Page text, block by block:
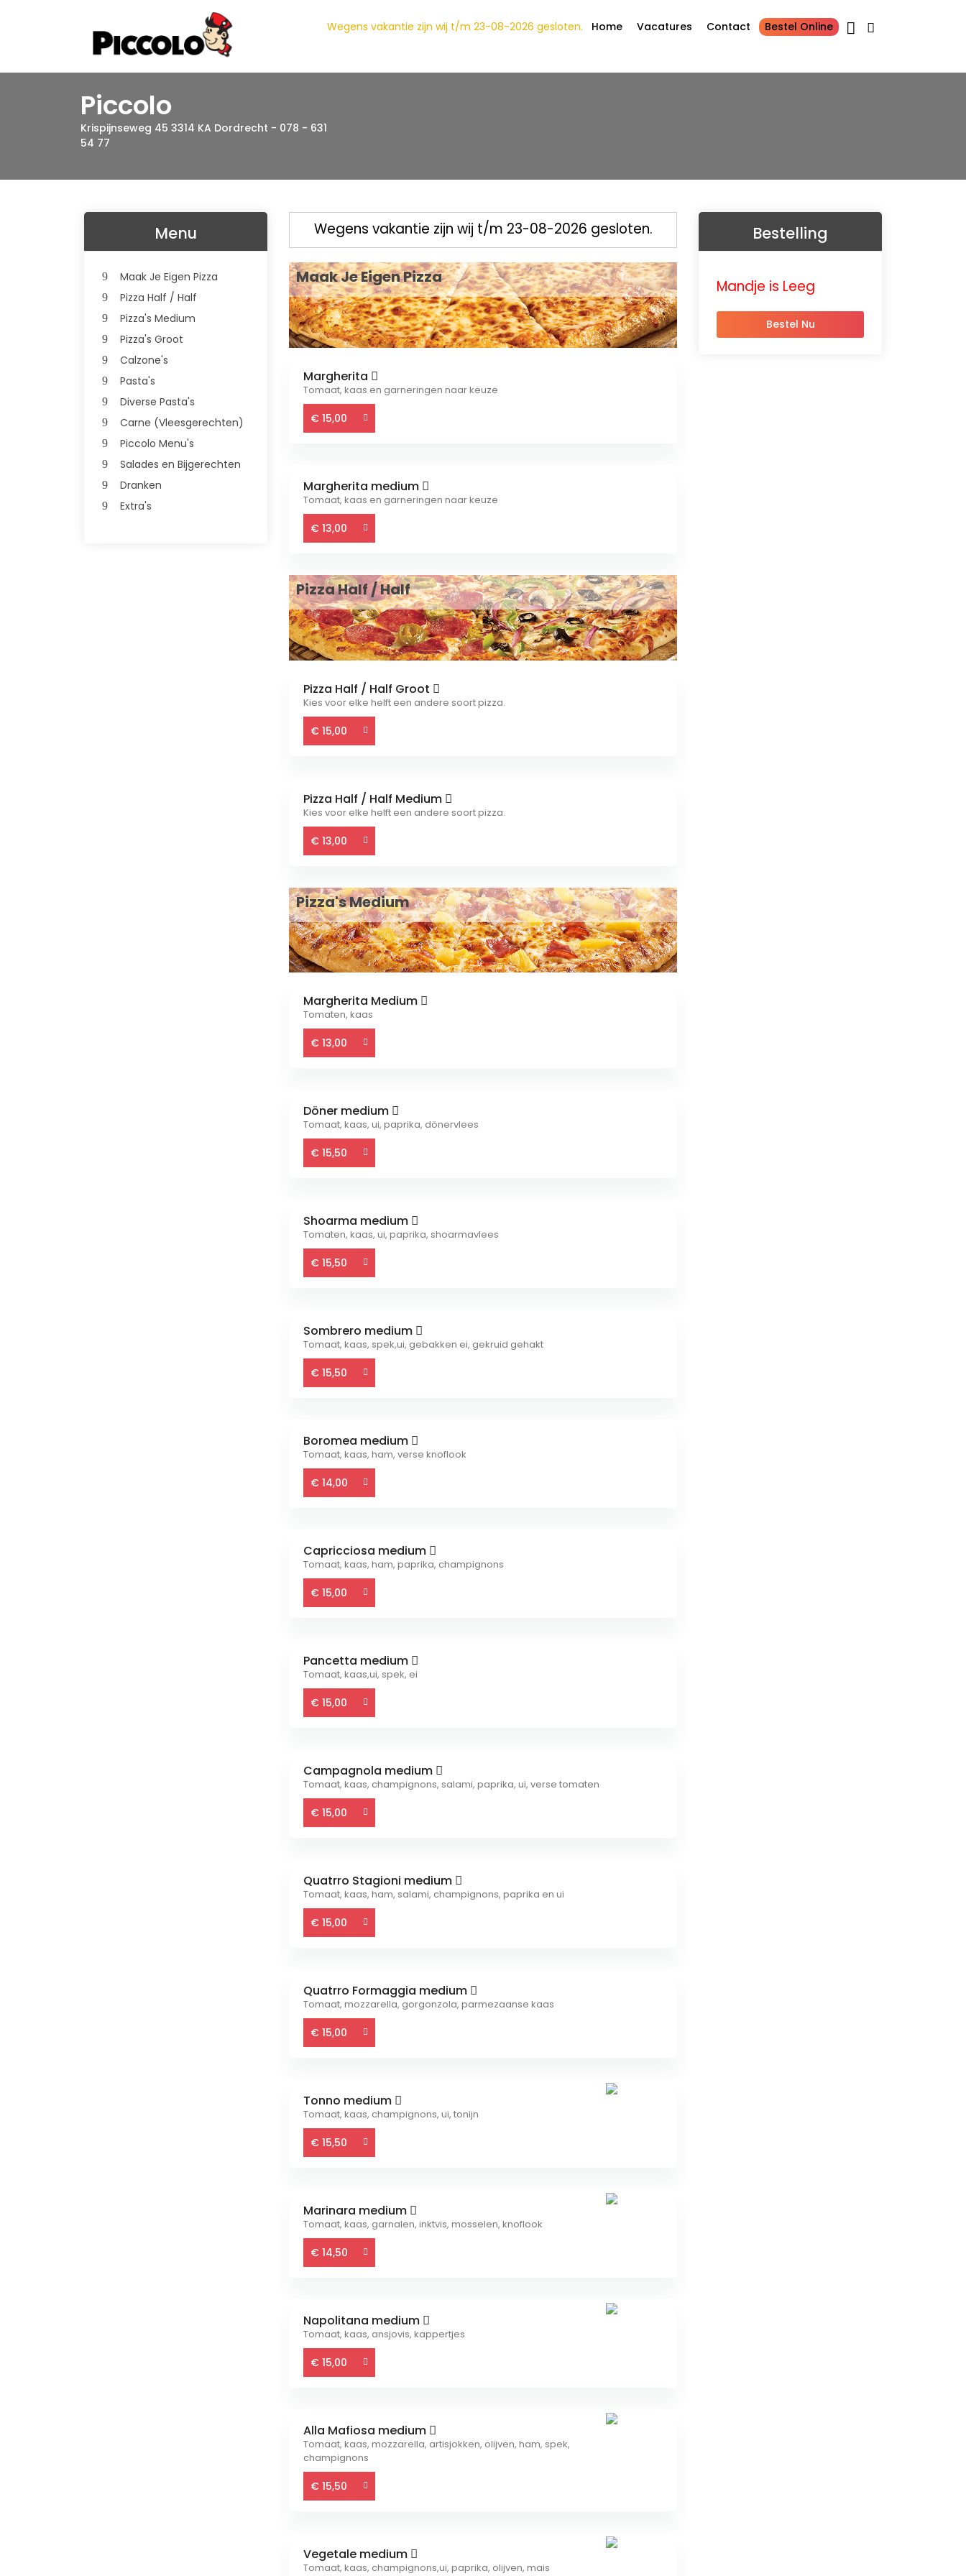
Wegens vakantie zijn wij t/m 23-08-2026 gesloten. Home Vacatures Contact Bestel Online
Piccolo
Krispijnseweg 45 3314 KA Dordrecht - 078 - 631
54 77
Menu
Maak Je Eigen Pizza
Pizza Half / Half
Pizza's Medium
Pizza's Groot
Calzone's
Pasta's
Diverse Pasta's
Carne (Vleesgerechten)
Piccolo Menu's
Salades en Bijgerechten
Dranken
Extra's
Wegens vakantie zijn wij t/m 23-08-2026 gesloten.
Maak Je Eigen Pizza
Margherita
Tomaat, kaas en garneringen naar keuze
€ 15,00
Margherita medium
Tomaat, kaas en garneringen naar keuze
€ 13,00
Pizza Half / Half
Pizza Half / Half Groot
Kies voor elke helft een andere soort pizza.
€ 15,00
Pizza Half / Half Medium
Kies voor elke helft een andere soort pizza.
€ 13,00
Pizza's Medium
Margherita Medium
Tomaten, kaas
€ 13,00
Döner medium
Tomaat, kaas, ui, paprika, dönervlees
€ 15,50
Shoarma medium
Tomaten, kaas, ui, paprika, shoarmavlees
€ 15,50
Sombrero medium
Tomaat, kaas, spek,ui, gebakken ei, gekruid gehakt
€ 15,50
Boromea medium
Tomaat, kaas, ham, verse knoflook
€ 14,00
Capricciosa medium
Tomaat, kaas, ham, paprika, champignons
€ 15,00
Pancetta medium
Tomaat, kaas,ui, spek, ei
€ 15,00
Campagnola medium
Tomaat, kaas, champignons, salami, paprika, ui, verse tomaten
€ 15,00
Quatrro Stagioni medium
Tomaat, kaas, ham, salami, champignons, paprika en ui
€ 15,00
Quatrro Formaggia medium
Tomaat, mozzarella, gorgonzola, parmezaanse kaas
€ 15,00
Tonno medium
Tomaat, kaas, champignons, ui, tonijn
€ 15,50
Marinara medium
Tomaat, kaas, garnalen, inktvis, mosselen, knoflook
€ 14,50
Napolitana medium
Tomaat, kaas, ansjovis, kappertjes
€ 15,00
Alla Mafiosa medium
Tomaat, kaas, mozzarella, artisjokken, olijven, ham, spek,
champignons
€ 15,50
Vegetale medium
Tomaat, kaas, champignons,ui, paprika, olijven, mais
Bestelling
Mandje is Leeg
Bestel Nu